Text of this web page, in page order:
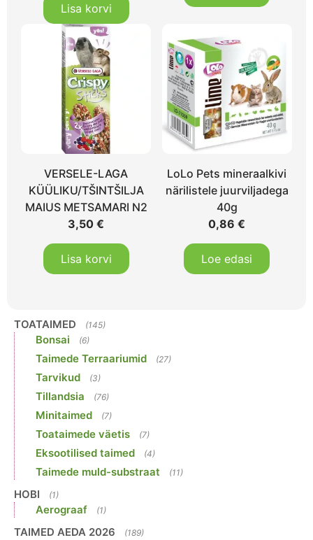
Lisa korvi
VERSELE-LAGA
KÜÜLIKU/TŠINTŠILJA
MAIUS METSAMARI N2
3,50€
Lisa korvi
LoLo Pets mineraalkivi
närilistele juurviljadega
40g
0,86€
Loe edasi
TOATAIMED (145)
Bonsai (6)
Taimede Terraariumid (27)
Tarvikud (3)
Tillandsia (76)
Minitaimed (7)
Toataimede väetis (7)
Eksootilised taimed (4)
Taimede muld-substraat (11)
HOBI (1)
Aerograaf (1)
TAIMED AEDA 2026 (189)